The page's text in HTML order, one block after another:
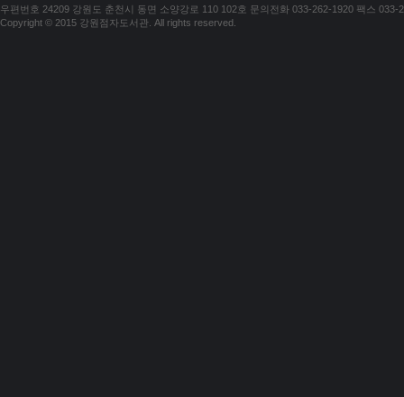
우편번호 24209 강원도 춘천시 동면 소양강로 110 102호 문의전화 033-262-1920 팩스 033-
Copyright © 2015 강원점자도서관. All rights reserved.